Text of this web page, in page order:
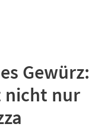
Gewürz:
nicht nur